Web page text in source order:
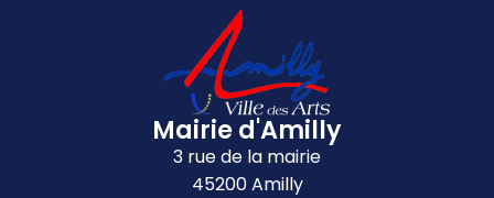
Mairie d'Amilly
3 rue de la mairie
45200 Amilly